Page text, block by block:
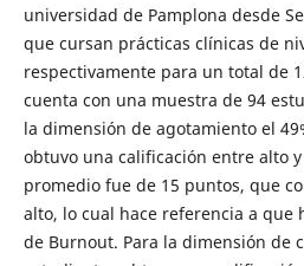
universidad de Pamplona desde
que cursan prácticas clínicas de
respectivamente para un total de
cuenta con una muestra de 94
la dimensión de agotamiento el
obtuvo una calificación entre alto
promedio fue de 15 puntos, que
alto, lo cual hace referencia a que
de Burnout. Para la dimensión de